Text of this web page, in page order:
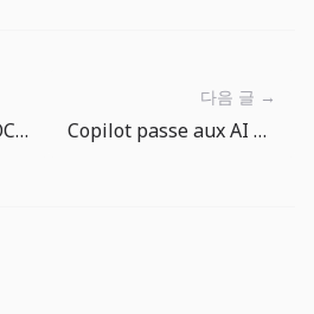
Alerte energie de l’OCDE : meme le boom de l’IA doit respecter les couts
다음 글 →
Copilot passe aux AI Credits: les equipes dev doivent gerer le cout des agents